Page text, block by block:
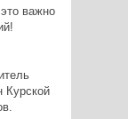
важно
Курской